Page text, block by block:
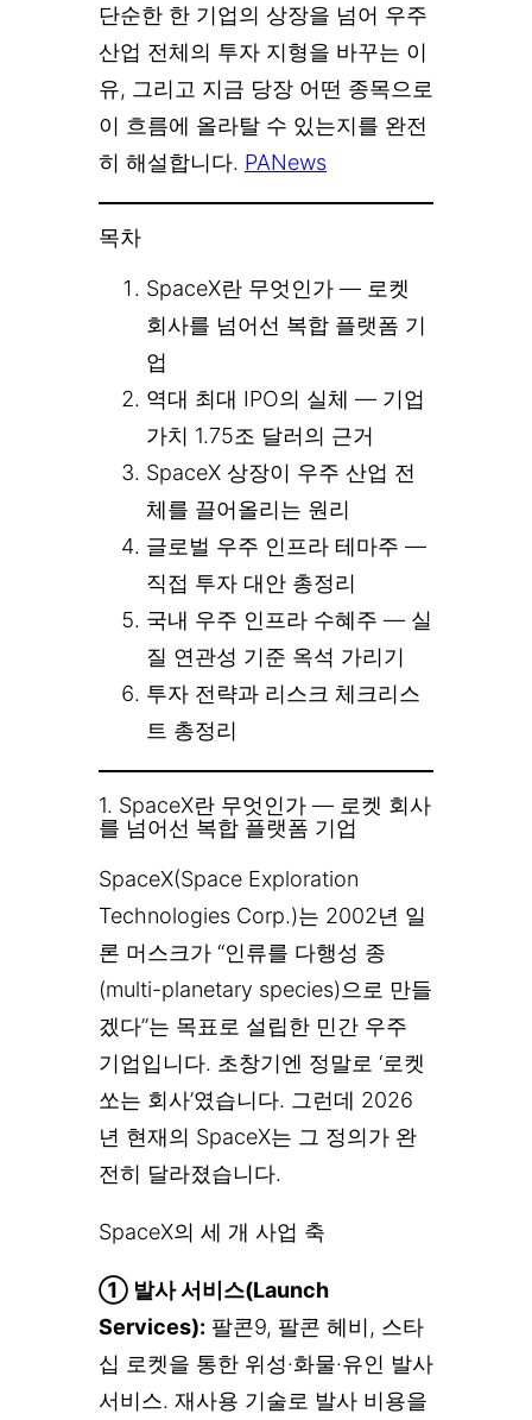
단순한 한 기업의 상장을 넘어 우주
산업 전체의 투자 지형을 바꾸는 이
유, 그리고 지금 당장 어떤 종목으로
이 흐름에 올라탈 수 있는지를 완전
히 해설합니다. PANews
목차
SpaceX란 무엇인가 — 로켓
회사를 넘어선 복합 플랫폼 기
업
역대 최대 IPO의 실체 — 기업
가치 1.75조 달러의 근거
SpaceX 상장이 우주 산업 전
체를 끌어올리는 원리
글로벌 우주 인프라 테마주 —
직접 투자 대안 총정리
국내 우주 인프라 수혜주 — 실
질 연관성 기준 옥석 가리기
투자 전략과 리스크 체크리스
트 총정리
1. SpaceX란 무엇인가 — 로켓 회사
를 넘어선 복합 플랫폼 기업
SpaceX(Space Exploration
Technologies Corp.)는 2002년 일
론 머스크가 “인류를 다행성 종
(multi-planetary species)으로 만들
겠다”는 목표로 설립한 민간 우주
기업입니다. 초창기엔 정말로 ‘로켓
쏘는 회사’였습니다. 그런데 2026
년 현재의 SpaceX는 그 정의가 완
전히 달라졌습니다.
SpaceX의 세 개 사업 축
① 발사 서비스(Launch
Services): 팔콘9, 팔콘 헤비, 스타
십 로켓을 통한 위성·화물·유인 발사
서비스. 재사용 기술로 발사 비용을